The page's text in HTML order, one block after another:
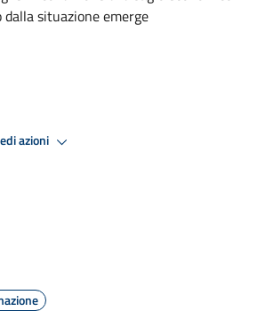
dalla situazione emerge
azioni